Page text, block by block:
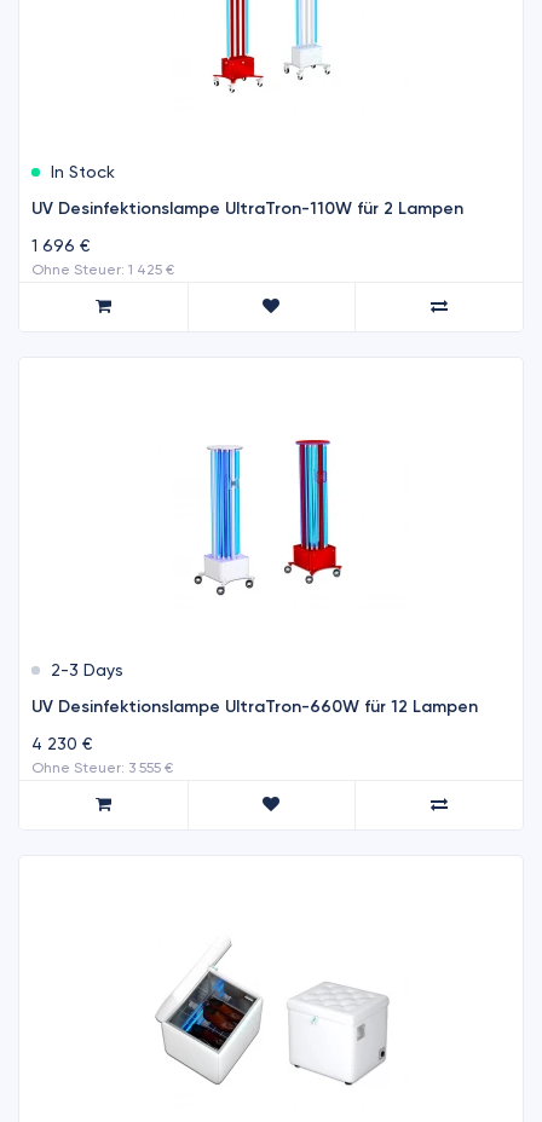
In Stock
UV Desinfektionslampe UltraTron-110W für 2 Lampen
1 696 €
Ohne Steuer: 1 425 €
2-3 Days
UV Desinfektionslampe UltraTron-660W für 12 Lampen
4 230 €
Ohne Steuer: 3 555 €